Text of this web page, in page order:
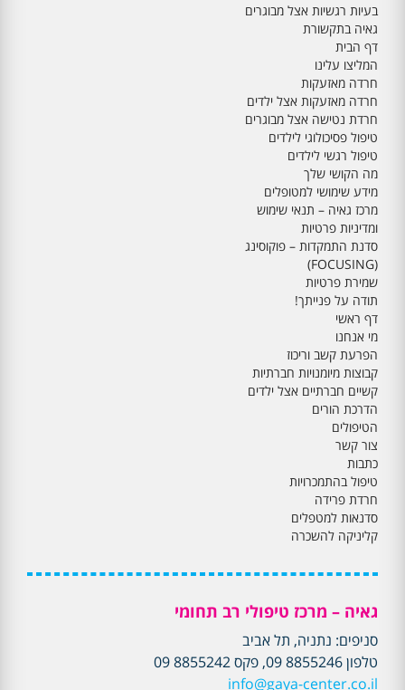
בעיות רגשיות אצל מבוגרים
גאיה בתקשורת
דף הבית
המליצו עלינו
חרדה מאזעקות
חרדה מאזעקות אצל ילדים
חרדת נטישה אצל מבוגרים
טיפול פסיכולוגי לילדים
טיפול רגשי לילדים
מה הקושי שלך
מידע שימושי למטופלים
מרכז גאיה – תנאי שימוש
ומדיניות פרטיות
סדנת התמקדות – פוקוסינג
(FOCUSING)
שמירת פרטיות
תודה על פנייתך!
דף ראשי
מי אנחנו
הפרעת קשב וריכוז
קבוצות מיומנויות חברתיות
קשיים חברתיים אצל ילדים
הדרכת הורים
הטיפולים
צור קשר
כתבות
טיפול בהתמכרויות
חרדת פרידה
סדנאות למטפלים
קליניקה להשכרה
גאיה – מרכז טיפולי רב תחומי
סניפים: נתניה, תל אביב
טלפון 8855246 09, פקס 8855242 09
info@gaya-center.co.il